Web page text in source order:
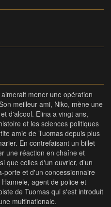
mener une opération
meilleur ami, Niko, mène une
d'alcool. Elina a vingt ans,
et les sciences politiques
amie de Tuomas depuis plus
En contrefaisant un billet
une réaction en chaîne et
que celles d'un ouvrier, d'un
porte et d'un concessionnaire
agent de police et
de Tuomas qui s'est introduit
multinationale.